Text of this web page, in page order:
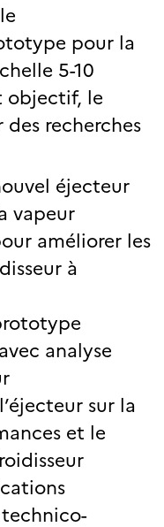
pour la
5-10
objectif, le
recherches
éjecteur
vapeur
améliorer les
à
analyse
sur la
et le